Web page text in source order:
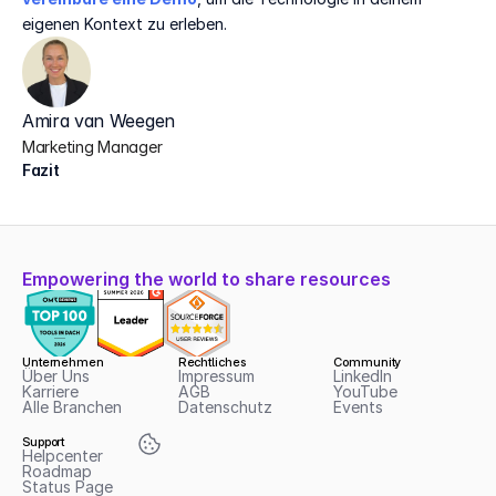
Amira van Weegen
Marketing Manager
Fazit
eigenen Kontext zu erleben.
Empowering the world to share resources
Unternehmen
Über Uns
Karriere
Alle Branchen
Rechtliches
AGB
Datenschutz
Impressum
Community
LinkedIn
YouTube
Events
Support
Helpcenter
Roadmap
Status Page